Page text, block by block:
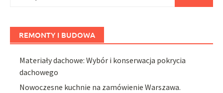
REMONTY I BUDOWA
Materiały dachowe: Wybór i konserwacja pokrycia
dachowego
Nowoczesne kuchnie na zamówienie Warszawa.